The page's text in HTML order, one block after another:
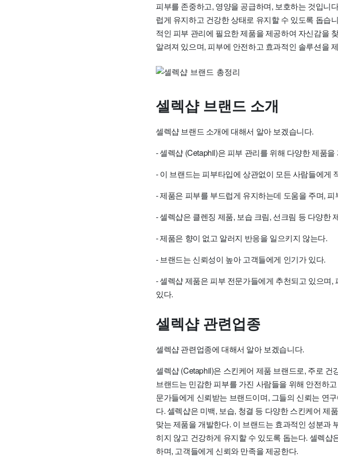
피부를 존중하고, 영양을 공급하며, 보호하는 것입니
럽게 유지하고 건강한 상태로 유지할 수 있도록 돕습
적인 피부 관리에 필요한 제품을 제공하여 자신감을
알려져 있으며, 피부에 안전하고 효과적인 솔루션을
셀렉샵 브랜드 소개
셀렉샵 브랜드 소개에 대해서 알아 보겠습니다.
- 셀렉샵 (Cetaphil)은 피부 관리를 위해 다양한 제품
- 이 브랜드는 피부타입에 상관없이 모든 사람들에게
- 제품은 피부를 부드럽게 유지하는데 도움을 주며,
- 셀렉샵은 클렌징 제품, 보습 크림, 선크림 등 다양한
- 제품은 향이 없고 알러지 반응을 일으키지 않는다.
- 브랜드는 신뢰성이 높아 고객들에게 인기가 있다.
- 셀렉샵 제품은 피부 전문가들에게 추천되고 있으며
있다.
셀렉샵 관련업종
셀렉샵 관련업종에 대해서 알아 보겠습니다.
셀렉샵 (Cetaphil)은 스킨케어 제품 브랜드로, 주로
브랜드는 민감한 피부를 가진 사람들을 위해 안전하
문가들에게 신뢰받는 브랜드이며, 그들의 신뢰는 연
다. 셀렉샵은 미백, 보습, 청결 등 다양한 스킨케어 제
맞는 제품을 개발한다. 이 브랜드는 효과적인 성분과
히지 않고 건강하게 유지할 수 있도록 돕는다. 셀렉
하며, 고객들에게 신뢰와 만족을 제공한다.